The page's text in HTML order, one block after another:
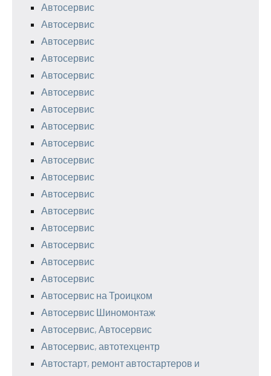
Автосервис
Автосервис
Автосервис
Автосервис
Автосервис
Автосервис
Автосервис
Автосервис
Автосервис
Автосервис
Автосервис
Автосервис
Автосервис
Автосервис
Автосервис
Автосервис
Автосервис
Автосервис на Троицком
Автосервис Шиномонтаж
Автосервис, Автосервис
Автосервис, автотехцентр
Автостарт, ремонт автостартеров и